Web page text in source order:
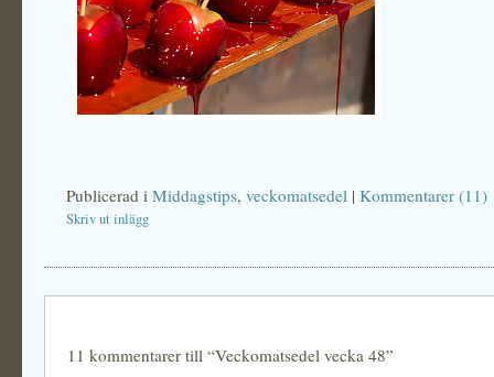
Publicerad i Middagstips, veckomatsedel | Kommentarer (11)
Skriv ut inlägg
11 kommentarer till “Veckomatsedel vecka 48”